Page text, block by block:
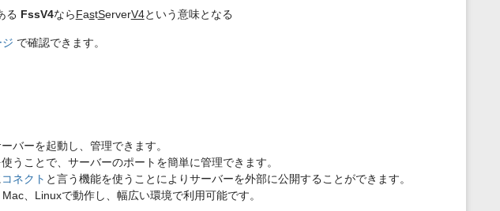
る FssV4ならFastServerV4という意味となる
で確認できます。
バーを起動し、管理できます。
うことで、サーバーのポートを簡単に管理できます。
コネクト と言う機能を使うことによりサーバーを外部に公開することができます。
、Linuxで動作し、幅広い環境で利用可能です。